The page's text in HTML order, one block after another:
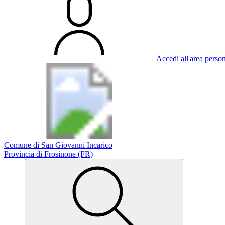
Accedi all'area
Comune di San Giovanni Incarico
Provincia di Frosinone (FR)